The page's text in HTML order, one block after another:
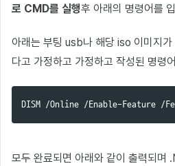
로 CMD를 실행후 아래의 명령어를
아래는 부팅 usb나 해당 iso 이미지
다고 가정하고 가정하고 작성된 명령
모두 완료되면 아래와 같이 출력되